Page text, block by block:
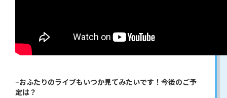
−おふたりのライブもいつか見てみたいです！今後のご予
定は？